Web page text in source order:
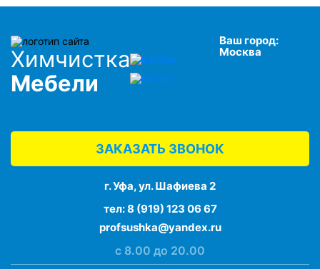
Химчистка
Мебели
Ваш город:
Москва
ЗАКАЗАТЬ ЗВОНОК
г. Уфа, ул. Шафиева 2
тел:8 (919) 123 06 67
profsushka@yandex.ru
с 8.00 до 20.00